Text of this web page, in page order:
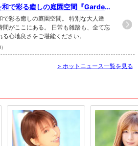
和で彩る癒しの庭園空間『Garden
さんの新規掲載開始〜⸜( ´ ꒳ ` )⸝♡︎
で彩る癒しの庭園空間。 特別な大人達
間がここにある。 日常も雑踏も、全て忘
る心地良さをご堪能ください。
> ホットニュース一覧を見る